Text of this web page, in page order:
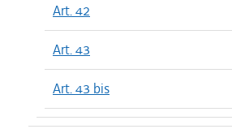
Art. 42
Art. 43
Art. 43 bis